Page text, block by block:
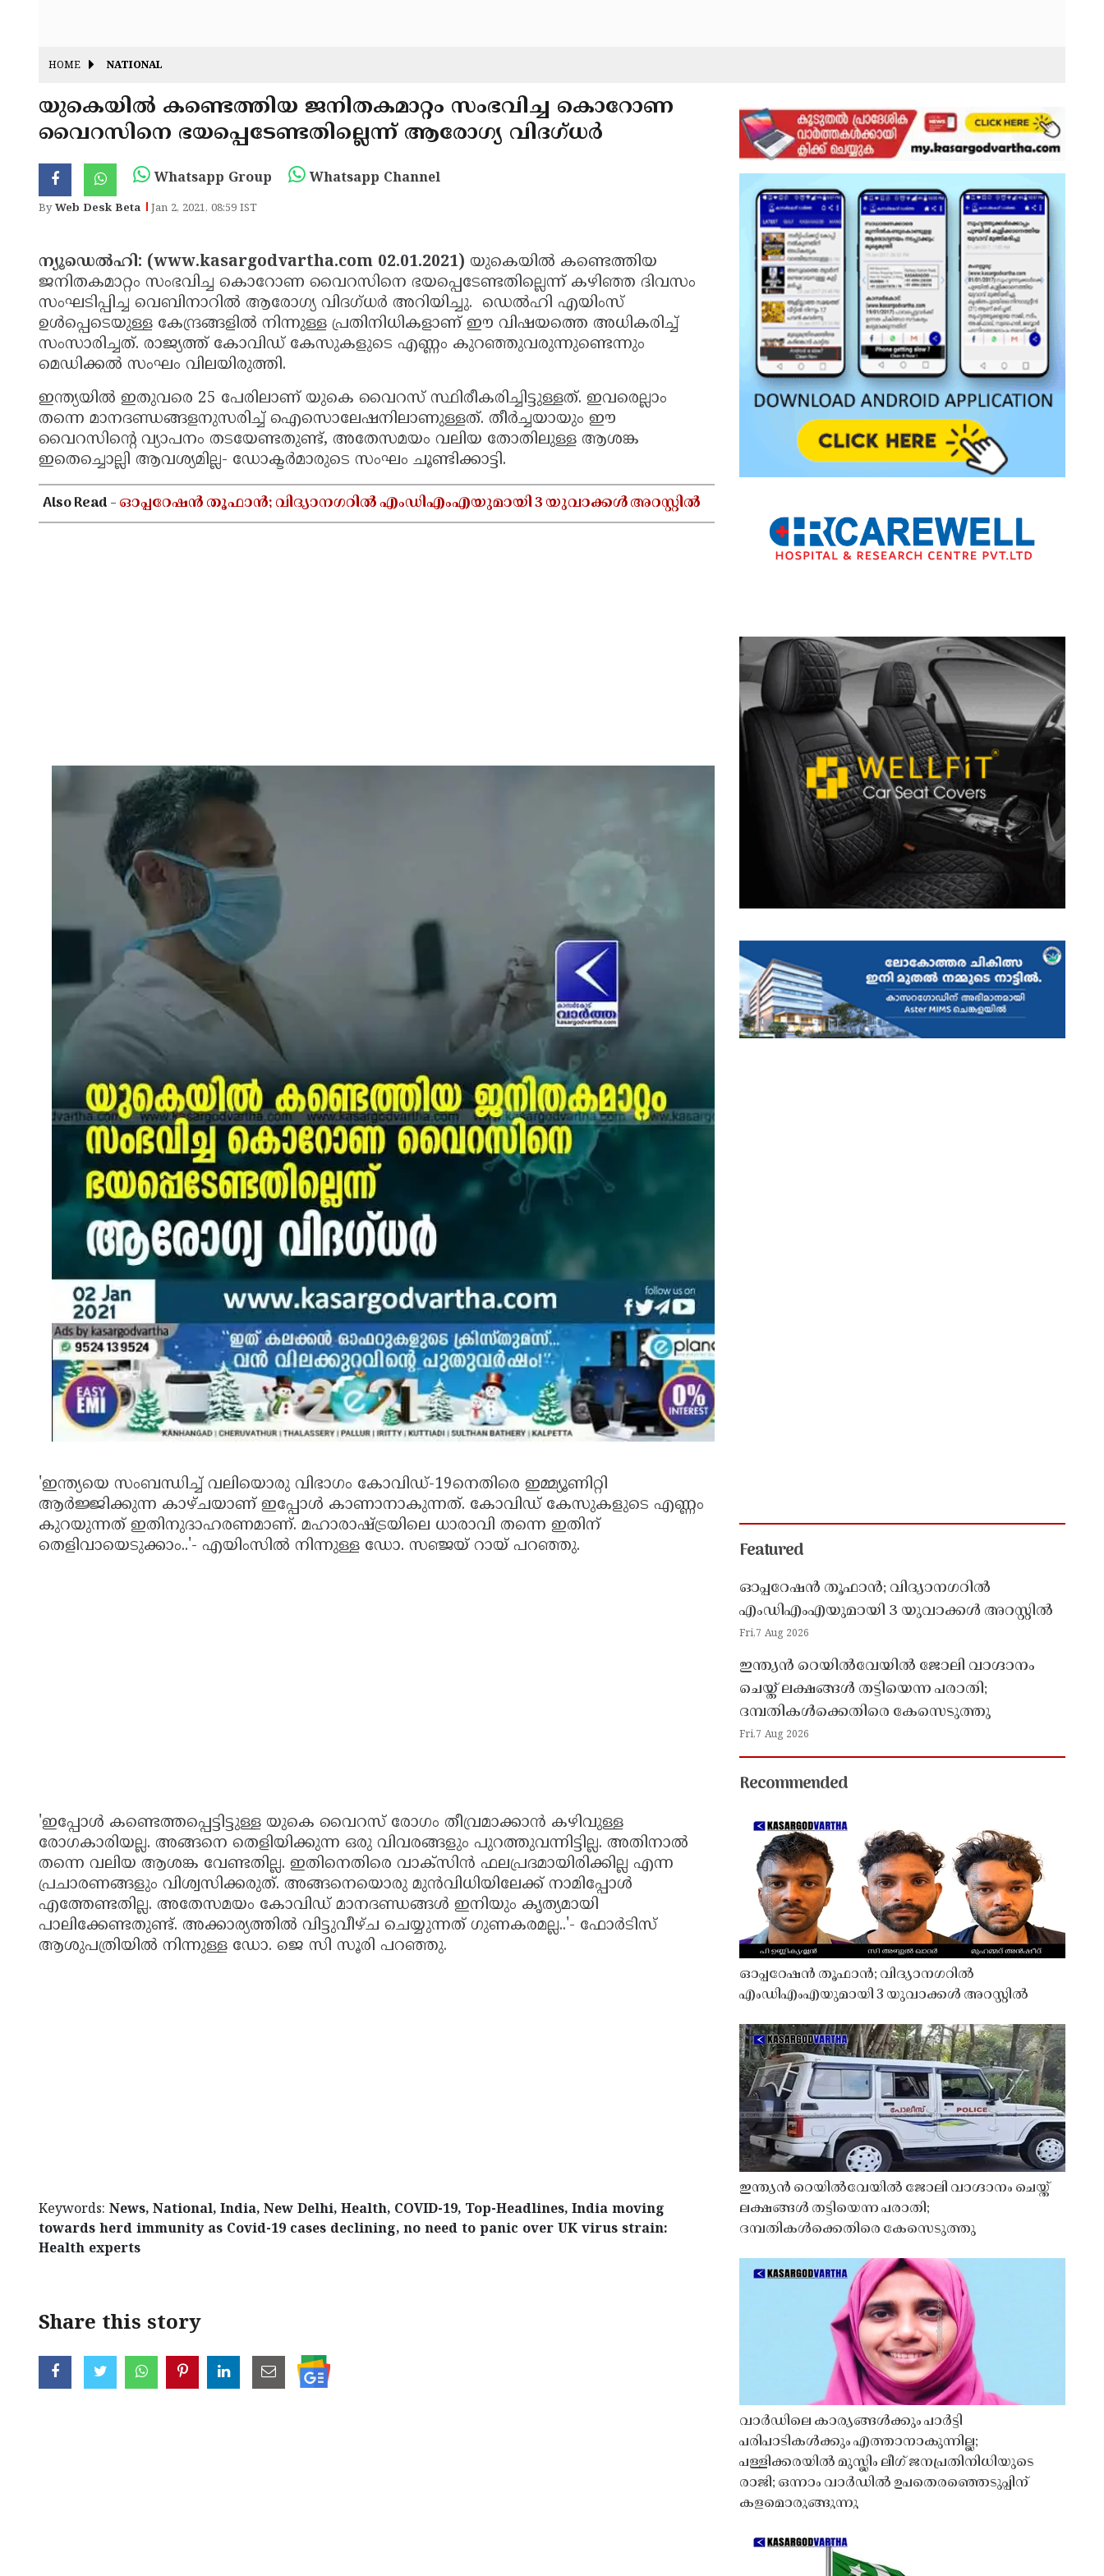
HOME NATIONAL
യുകെയില്‍ കണ്ടെത്തിയ ജനിതകമാറ്റം സംഭവിച്ച കൊറോണ
വൈറസിനെ ഭയപ്പെടേണ്ടതില്ലെന്ന് ആരോഗ്യ വിദഗ്ധര്‍
Whatsapp Group Whatsapp Channel
ByWeb Desk Beta Jan 2, 2021, 08:59 IST
ന്യൂഡെല്‍ഹി: (www.kasargodvartha.com 02.01.2021) യുകെയില്‍ കണ്ടെത്തിയ
ജനിതകമാറ്റം സംഭവിച്ച കൊറോണ വൈറസിനെ ഭയപ്പെടേണ്ടതില്ലെന്ന് കഴിഞ്ഞ ദിവസം
സംഘടിപ്പിച്ച വെബിനാറില്‍ ആരോഗ്യ വിദഗ്ധര്‍ അറിയിച്ചു. ഡെല്‍ഹി എയിംസ്
ഉള്‍പ്പെടെയുള്ള കേന്ദ്രങ്ങളില്‍ നിന്നുള്ള പ്രതിനിധികളാണ് ഈ വിഷയത്തെ അധികരിച്ച്
സംസാരിച്ചത്. രാജ്യത്ത് കോവിഡ് കേസുകളുടെ എണ്ണം കുറഞ്ഞുവരുന്നുണ്ടെന്നും
മെഡിക്കല്‍ സംഘം വിലയിരുത്തി.
ഇന്ത്യയില്‍ ഇതുവരെ 25 പേരിലാണ് യുകെ വൈറസ് സ്ഥിരീകരിച്ചിട്ടുള്ളത്. ഇവരെല്ലാം
തന്നെ മാനദണ്ഡങ്ങളനുസരിച്ച് ഐസൊലേഷനിലാണുള്ളത്. തീര്‍ച്ചയായും ഈ
വൈറസിന്റെ വ്യാപനം തടയേണ്ടതുണ്ട്, അതേസമയം വലിയ തോതിലുള്ള ആശങ്ക
ഇതെച്ചൊല്ലി ആവശ്യമില്ല- ഡോക്ടര്‍മാരുടെ സംഘം ചൂണ്ടിക്കാട്ടി.
Also Read -ഓപ്പറേഷൻ തൂഫാൻ; വിദ്യാനഗറിൽ എംഡിഎംഎയുമായി 3 യുവാക്കൾ അറസ്റ്റിൽ
'ഇന്ത്യയെ സംബന്ധിച്ച് വലിയൊരു വിഭാഗം കോവിഡ്-19നെതിരെ ഇമ്മ്യൂണിറ്റി
ആര്‍ജ്ജിക്കുന്ന കാഴ്ചയാണ് ഇപ്പോള്‍ കാണാനാകുന്നത്. കോവിഡ് കേസുകളുടെ എണ്ണം
കുറയുന്നത് ഇതിനുദാഹരണമാണ്. മഹാരാഷ്ട്രയിലെ ധാരാവി തന്നെ ഇതിന്
തെളിവായെടുക്കാം..'- എയിംസില്‍ നിന്നുള്ള ഡോ. സഞ്ജയ് റായ് പറഞ്ഞു.
'ഇപ്പോള്‍ കണ്ടെത്തപ്പെട്ടിട്ടുള്ള യുകെ വൈറസ് രോഗം തീവ്രമാക്കാന്‍ കഴിവുള്ള
രോഗകാരിയല്ല. അങ്ങനെ തെളിയിക്കുന്ന ഒരു വിവരങ്ങളും പുറത്തുവന്നിട്ടില്ല. അതിനാല്‍
തന്നെ വലിയ ആശങ്ക വേണ്ടതില്ല. ഇതിനെതിരെ വാക്സിന്‍ ഫലപ്രദമായിരിക്കില്ല എന്ന
പ്രചാരണങ്ങളും വിശ്വസിക്കരുത്. അങ്ങനെയൊരു മുന്‍വിധിയിലേക്ക് നാമിപ്പോള്‍
എത്തേണ്ടതില്ല. അതേസമയം കോവിഡ് മാനദണ്ഡങ്ങള്‍ ഇനിയും കൃത്യമായി
പാലിക്കേണ്ടതുണ്ട്. അക്കാര്യത്തില്‍ വിട്ടുവീഴ്ച ചെയ്യുന്നത് ഗുണകരമല്ല..'- ഫോര്‍ടിസ്
ആശുപത്രിയില്‍ നിന്നുള്ള ഡോ. ജെ സി സൂരി പറഞ്ഞു.
Keywords: News, National, India, New Delhi, Health, COVID-19, Top-Headlines, India moving
towards herd immunity as Covid-19 cases declining, no need to panic over UK virus strain:
Health experts
Share this story
Featured
ഓപ്പറേഷൻ തൂഫാൻ; വിദ്യാനഗറിൽ
എംഡിഎംഎയുമായി 3 യുവാക്കൾ അറസ്റ്റിൽ
Fri,7 Aug 2026
ഇന്ത്യൻ റെയിൽവേയിൽ ജോലി വാഗ്ദാനം
ചെയ്ത് ലക്ഷങ്ങൾ തട്ടിയെന്ന പരാതി;
ദമ്പതികൾക്കെതിരെ കേസെടുത്തു
Fri,7 Aug 2026
Recommended
ഓപ്പറേഷൻ തൂഫാൻ; വിദ്യാനഗറിൽ
എംഡിഎംഎയുമായി 3 യുവാക്കൾ അറസ്റ്റിൽ
ഇന്ത്യൻ റെയിൽവേയിൽ ജോലി വാഗ്ദാനം ചെയ്ത്
ലക്ഷങ്ങൾ തട്ടിയെന്ന പരാതി;
ദമ്പതികൾക്കെതിരെ കേസെടുത്തു
വാർഡിലെ കാര്യങ്ങൾക്കും പാർട്ടി
പരിപാടികൾക്കും എത്താനാകുന്നില്ല;
പള്ളിക്കരയിൽ മുസ്ലിം ലീഗ് ജനപ്രതിനിധിയുടെ
രാജി; ഒന്നാം വാർഡിൽ ഉപതെരഞ്ഞെടുപ്പിന്
കളമൊരുങ്ങുന്നു